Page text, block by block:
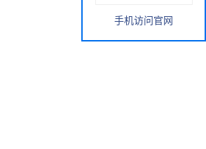
手机访问官网